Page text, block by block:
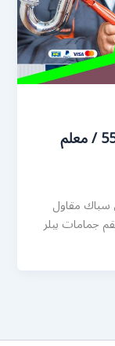
هاتف فني صحي الجهراء / 55850065 / معلم
مقاول
جمامات بيلر